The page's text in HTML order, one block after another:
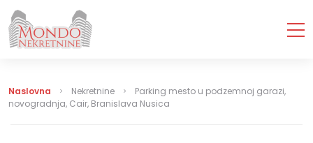
Naslovna Nekretnine
Parking mesto u podzemnoj garazi,
novogradnja, Cair, Branislava Nusica